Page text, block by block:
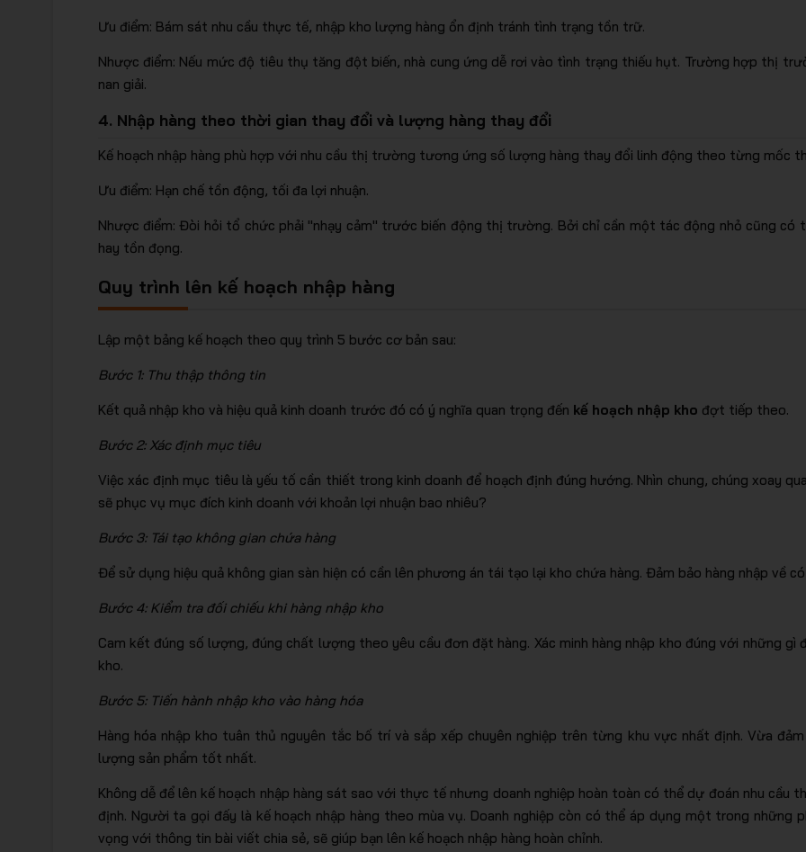
Ưu điểm: Bám sát nhu cầu thực tế, nhập kho lượng hàng ổn định tránh tình trạng tồn trữ.
Nhược điểm: Nếu mức độ tiêu thụ tăng đột biến, nhà cung ứng dễ rơi vào tình trạng thiếu hụt. Trường hợp thị
nan giải.
4. Nhập hàng theo thời gian thay đổi và lượng hàng thay đổi
Kế hoạch nhập hàng phù hợp với nhu cầu thị trường tương ứng số lượng hàng thay đổi linh động theo từng mốc
Ưu điểm: Hạn chế tồn động, tối đa lợi nhuận.
Nhược điểm: Đòi hỏi tổ chức phải "nhạy cảm" trước biến động thị trường. Bởi chỉ cần một tác động nhỏ cũng có
hay tồn đọng.
Quy trình lên kế hoạch nhập hàng
Lập một bảng kế hoạch theo quy trình 5 bước cơ bản sau:
Bước 1: Thu thập thông tin
Kết quả nhập kho và hiệu quả kinh doanh trước đó có ý nghĩa quan trọng đến kế hoạch nhập kho đợt tiếp theo.
Bước 2: Xác định mục tiêu
Việc xác định mục tiêu là yếu tố cần thiết trong kinh doanh để hoạch định đúng hướng. Nhìn chung, chúng xoay
sẽ phục vụ mục đích kinh doanh với khoản lợi nhuận bao nhiêu?
Bước 3: Tái tạo không gian chứa hàng
Để sử dụng hiệu quả không gian sàn hiện có cần lên phương án tái tạo lại kho chứa hàng. Đảm bảo hàng nhập về
Bước 4: Kiểm tra đối chiếu khi hàng nhập kho
Cam kết đúng số lượng, đúng chất lượng theo yêu cầu đơn đặt hàng. Xác minh hàng nhập kho đúng với những gì
kho.
Bước 5: Tiến hành nhập kho vào hàng hóa
Hàng hóa nhập kho tuân thủ nguyên tắc bố trí và sắp xếp chuyên nghiệp trên từng khu vực nhất định. Vừa
lượng sản phẩm tốt nhất.
Không dễ để lên kế hoạch nhập hàng sát sao với thực tế nhưng doanh nghiệp hoàn toàn có thể dự đoán nhu
định. Người ta gọi đấy là kế hoạch nhập hàng theo mùa vụ. Doanh nghiệp còn có thể áp dụng một trong những
vọng với thông tin bài viết chia sẻ, sẽ giúp bạn lên kế hoạch nhập hàng hoàn chỉnh.